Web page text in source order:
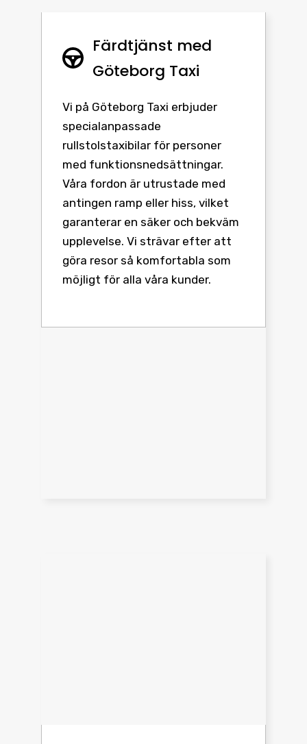
Färdtjänst med
Göteborg Taxi
Vi på Göteborg Taxi erbjuder
specialanpassade
rullstolstaxibilar för personer
med funktionsnedsättningar.
Våra fordon är utrustade med
antingen ramp eller hiss, vilket
garanterar en säker och bekväm
upplevelse. Vi strävar efter att
göra resor så komfortabla som
möjligt för alla våra kunder.